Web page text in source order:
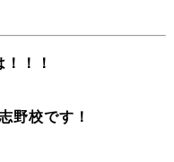
！！
野校です！